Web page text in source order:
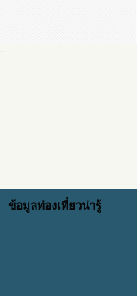
ข้อมูลท่องเที่ยวน่ารู้